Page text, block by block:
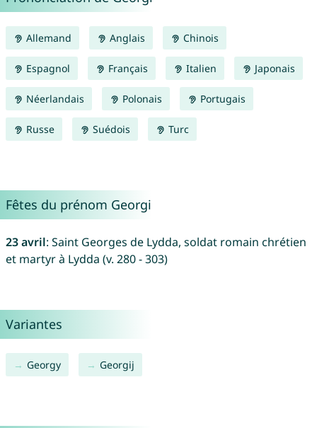
Allemand Anglais Chinois
Espagnol Français Italien Japonais
Néerlandais Polonais Portugais
Russe Suédois Turc
Fêtes du prénom Georgi
23 avril: Saint Georges de Lydda, soldat romain chrétien
et martyr à Lydda (v. 280 - 303)
Variantes
Georgy Georgij